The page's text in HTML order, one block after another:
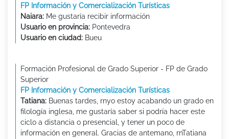
FP Información y Comercialización Turísticas
Naiara: Me gustaría recibir información
Usuario en provincia: Pontevedra
Usuario en ciudad: Bueu
Formación Profesional de Grado Superior - FP de Grado
Superior
FP Información y Comercialización Turísticas
Tatiana: Buenas tardes, rnyo estoy acabando un grado en
filología inglesa, me gustaría saber si podría hacer este
ciclo a distancia o presencial, y tener un poco de
información en general. Gracias de antemano, rnTatiana